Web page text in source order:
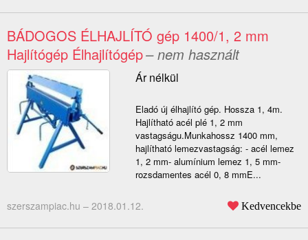
BÁDOGOS ÉLHAJLÍTÓ gép 1400/1, 2 mm
Hajlítógép Élhajlítógép– nem használt
Ár nélkül
Eladó új élhajlító gép. Hossza 1, 4m.
Hajlítható acél plé 1, 2 mm
vastagságu.Munkahossz 1400 mm,
hajlítható lemezvastagság: - acél lemez
1, 2 mm- alumínium lemez 1, 5 mm-
rozsdamentes acél 0, 8 mmE...
szerszampiac.hu – 2018.01.12. Kedvencekbe